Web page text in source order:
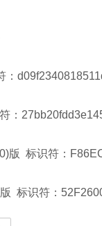
：
版 标识符：
标识符：